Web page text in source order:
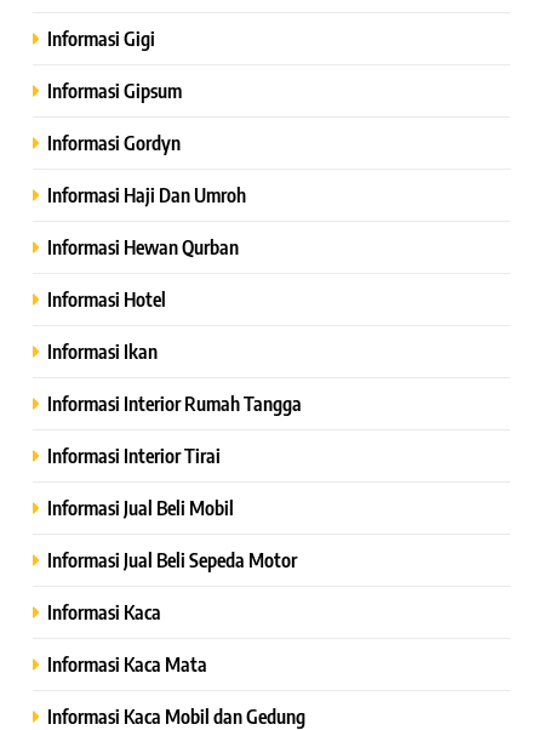
Informasi Gigi
Informasi Gipsum
Informasi Gordyn
Informasi Haji Dan Umroh
Informasi Hewan Qurban
Informasi Hotel
Informasi Ikan
Informasi Interior Rumah Tangga
Informasi Interior Tirai
Informasi Jual Beli Mobil
Informasi Jual Beli Sepeda Motor
Informasi Kaca
Informasi Kaca Mata
Informasi Kaca Mobil dan Gedung